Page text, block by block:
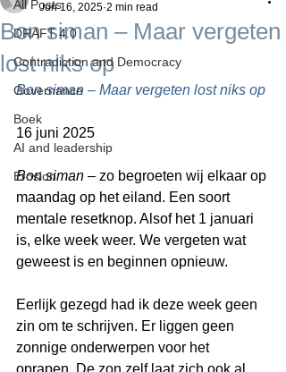
All Posts
DRAFT 4.0
Contradiction and Democracy
Governance
Boek
AI and leadership
Erosion
Bon siman – Maar vergeten
lost niks op
Jun 16, 2025 2 min read
Bon siman – Maar vergeten lost niks op
16 juni 2025
Bon siman – zo begroeten wij elkaar op
maandag op het eiland. Een soort
mentale resetknop. Alsof het 1 januari
is, elke week weer. We vergeten wat
geweest is en beginnen opnieuw.
Eerlijk gezegd had ik deze week geen
zin om te schrijven. Er liggen geen
zonnige onderwerpen voor het
oprapen. De zon zelf laat zich ook al